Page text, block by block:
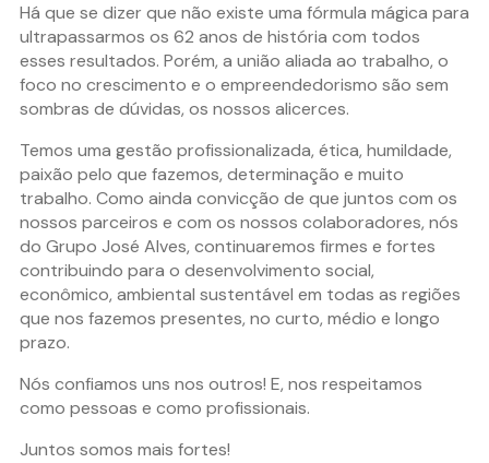
Há que se dizer que não existe uma fórmula mágica para
ultrapassarmos os 62 anos de história com todos
esses resultados. Porém, a união aliada ao trabalho, o
foco no crescimento e o empreendedorismo são sem
sombras de dúvidas, os nossos alicerces.
Temos uma gestão profissionalizada, ética, humildade,
paixão pelo que fazemos, determinação e muito
trabalho. Como ainda convicção de que juntos com os
nossos parceiros e com os nossos colaboradores, nós
do Grupo José Alves, continuaremos firmes e fortes
contribuindo para o desenvolvimento social,
econômico, ambiental sustentável em todas as regiões
que nos fazemos presentes, no curto, médio e longo
prazo.
Nós confiamos uns nos outros! E, nos respeitamos
como pessoas e como profissionais.
Juntos somos mais fortes!